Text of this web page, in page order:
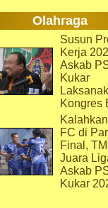
Olahraga
Susun
Kerja
Askab
Kukar
Kongres
FC di
Final,
Juara
Askab
Kukar